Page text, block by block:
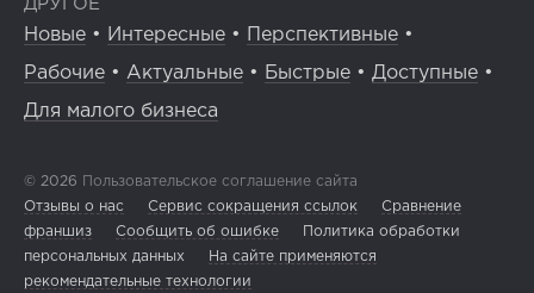
ДРУГОЕ
Новые • Интересные • Перспективные •
Рабочие • Актуальные • Быстрые • Доступные •
Для малого бизнеса
© 2026 Пользовательское соглашение сайта
Отзывы о нас
Сервис сокращения ссылок
Сравнение
франшиз
Сообщить об ошибке
Политика обработки
персональных данных
На сайте применяются
рекомендательные технологии